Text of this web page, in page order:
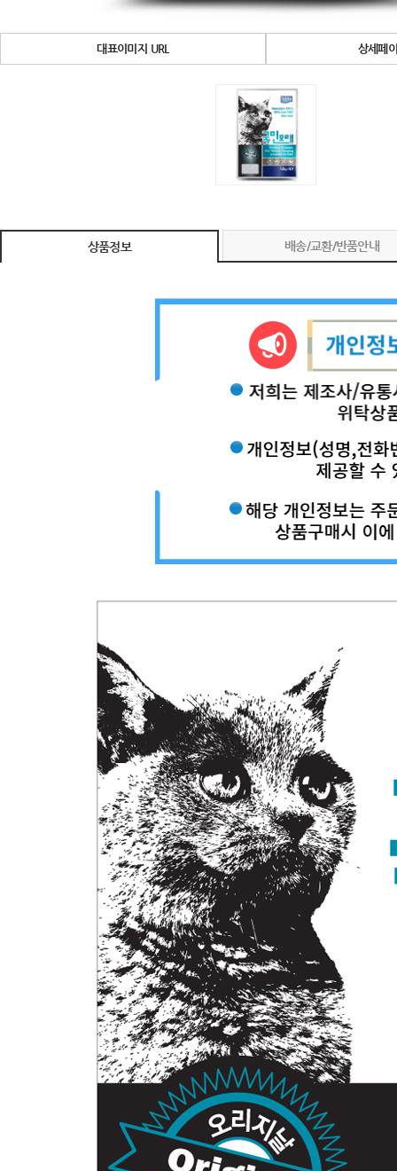
대표이미지 URL 상세페
상품정보 배송/교환/반품안내